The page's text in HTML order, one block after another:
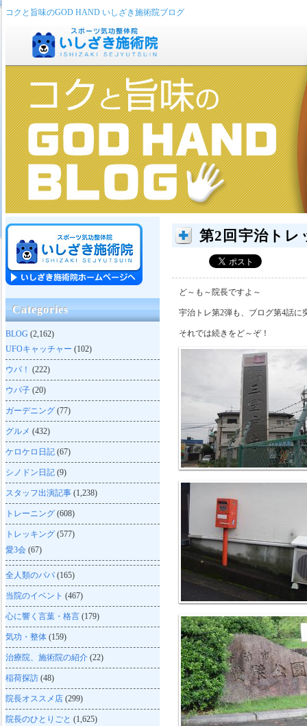
コクと旨味のGOD HAND いしざき施術院ブログ
第2回宇治トレ
ど～も～院長ですよ～
宇治トレ第2弾も、ブログ第4話に
それでは続きをど～ぞ！
Categories
BLOG (2,162)
UFOキャッチャー (102)
ウパ！ (222)
ウパ子 (20)
ガーデニング (77)
グルメ (432)
ケロケロ日記 (67)
シノドン日記 (9)
スタッフ出演記事 (1,238)
トレーニング (608)
トレッキング (577)
愛3会 (67)
全人類のパパ (165)
当院のイベント (467)
心に響く言葉・格言 (179)
気功・整体 (159)
治療院、施術院の紹介 (22)
稲荷探訪 (48)
院長オススメ店 (299)
院長のひとりごと (1,625)